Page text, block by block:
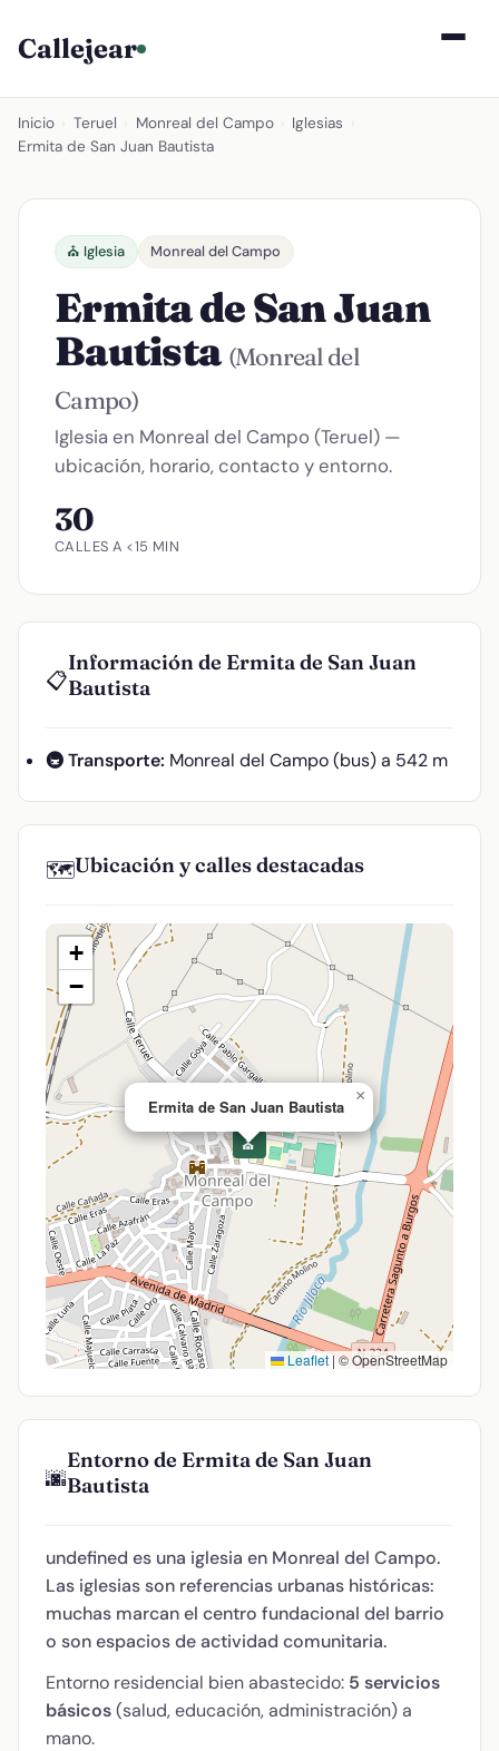
Callejear
Inicio Teruel Monreal del Campo Iglesias
Ermita de San Juan Bautista
⛪ Iglesia Monreal del Campo
Ermita de San Juan
Bautista (Monreal del
Campo)
Iglesia en Monreal del Campo (Teruel) —
ubicación, horario, contacto y entorno.
30
CALLES A <15 MIN
📋
Información de Ermita de San Juan
Bautista
🚇 Transporte: Monreal del Campo (bus) a 542 m
🗺️Ubicación y calles destacadas
⛪
Ermita de San Juan Bautista
×
+
−
Leaflet|© OpenStreetMap
🌆
Entorno de Ermita de San Juan
Bautista
undefined es una iglesia en Monreal del Campo.
Las iglesias son referencias urbanas históricas:
muchas marcan el centro fundacional del barrio
o son espacios de actividad comunitaria.
Entorno residencial bien abastecido: 5 servicios
básicos(salud, educación, administración) a
mano.